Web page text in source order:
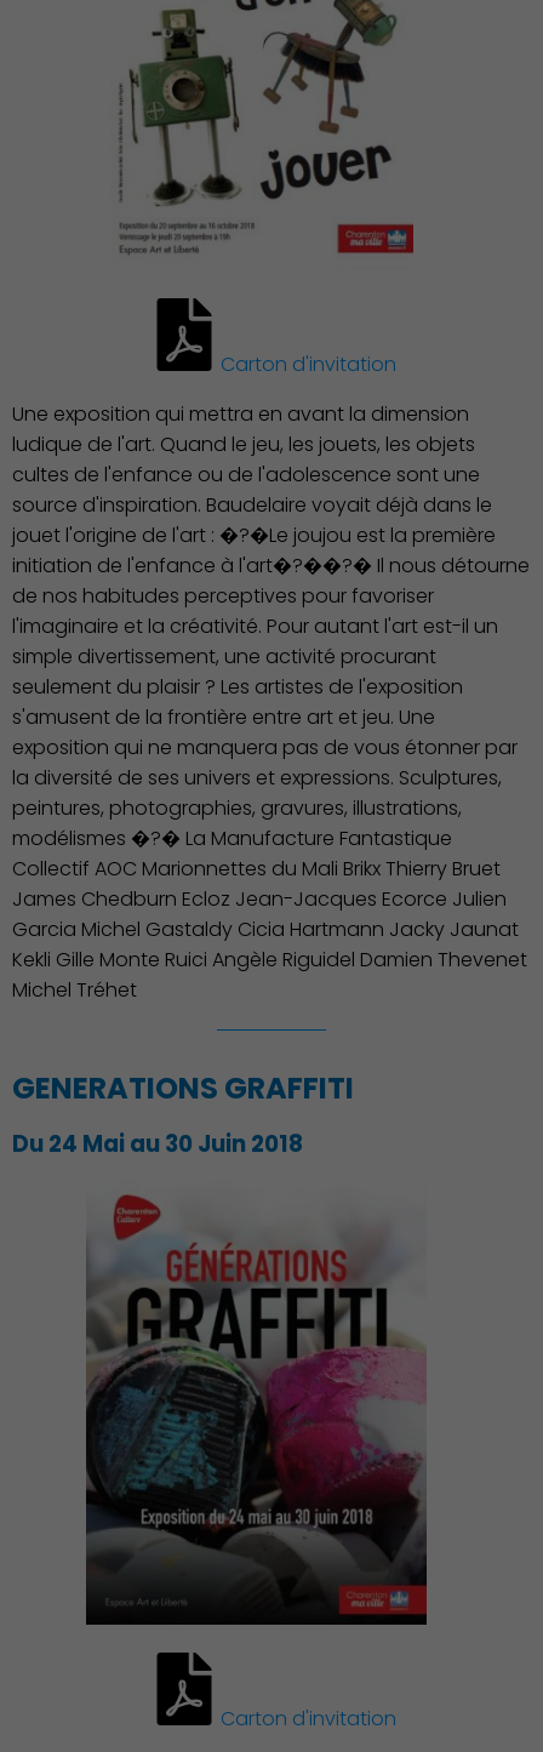
Environnement cadre de
vie
Culture
Économie Commerce
Carton d'invitation
Une exposition qui mettra en avant la dimension
ludique de l'art. Quand le jeu, les jouets, les objets
cultes de l'enfance ou de l'adolescence sont une
source d'inspiration. Baudelaire voyait déjà dans le
jouet l'origine de l'art : �?�Le joujou est la première
initiation de l'enfance à l'art�?��?� Il nous détourne
de nos habitudes perceptives pour favoriser
l'imaginaire et la créativité. Pour autant l'art est-il un
simple divertissement, une activité procurant
seulement du plaisir ? Les artistes de l'exposition
s'amusent de la frontière entre art et jeu. Une
exposition qui ne manquera pas de vous étonner par
la diversité de ses univers et expressions. Sculptures,
peintures, photographies, gravures, illustrations,
modélismes �?� La Manufacture Fantastique
Collectif AOC Marionnettes du Mali Brikx Thierry Bruet
James Chedburn Ecloz Jean-Jacques Ecorce Julien
Garcia Michel Gastaldy Cicia Hartmann Jacky Jaunat
Kekli Gille Monte Ruici Angèle Riguidel Damien Thevenet
Michel Tréhet
GENERATIONS GRAFFITI
Du 24 Mai au 30 Juin 2018
Carton d'invitation